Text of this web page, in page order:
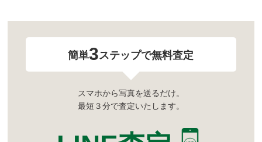
簡単3ステップで無料査定
スマホから写真を送るだけ。
最短３分で査定いたします。